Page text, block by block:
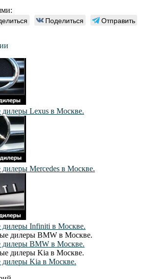
Поделиться
Отправить
Lexus в Москве.
Mercedes в Москве.
Infiniti в Москве.
BMW в Москве.
Kia в Москве.